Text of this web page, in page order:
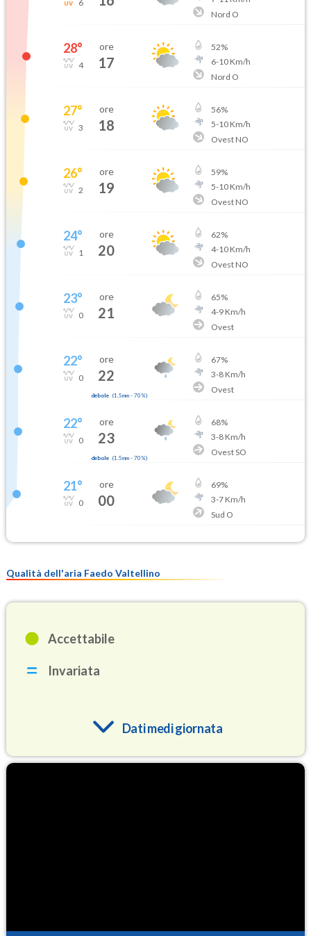
6
Nord O
28°
4
ore
17
52%
6-10Km/h
Nord O
27°
3
ore
18
56%
5-10Km/h
Ovest NO
26°
2
ore
19
59%
5-10Km/h
Ovest NO
24°
1
ore
20
62%
4-10Km/h
Ovest NO
23°
0
ore
21
65%
4-9Km/h
Ovest
22°
0
ore
22
debole (1.5mm- 70 %)
67%
3-8Km/h
Ovest
22°
0
ore
23
debole (1.5mm- 70 %)
68%
3-8Km/h
Ovest SO
21°
0
ore
00
69%
3-7Km/h
Sud O
Qualità dell'aria Faedo Valtellino
Accettabile
Invariata
Dati medi giornata